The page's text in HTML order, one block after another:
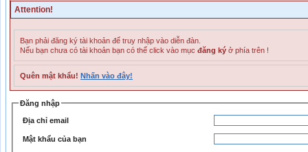
Attention!
Bạn phải đăng ký tài khoản để truy nhập vào diễn đàn.
Nếu bạn chưa có tài khoản bạn có thể click vào mục đăng ký ở phía trên !
Quên mật khẩu! Nhấn vào đây!
Đăng nhập
Địa chỉ email
Mật khẩu của bạn